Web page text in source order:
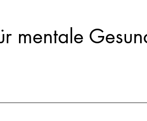
mentale